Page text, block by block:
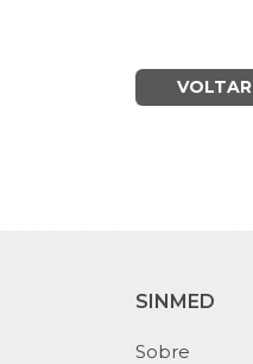
VOLTAR
SINMED
Sobre